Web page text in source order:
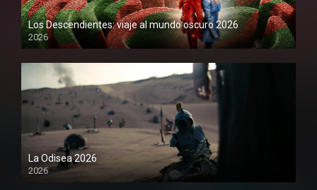
Los Descendientes: viaje al mundo oscuro 2026
2026
1080P
La Odisea 2026
2026
1080P